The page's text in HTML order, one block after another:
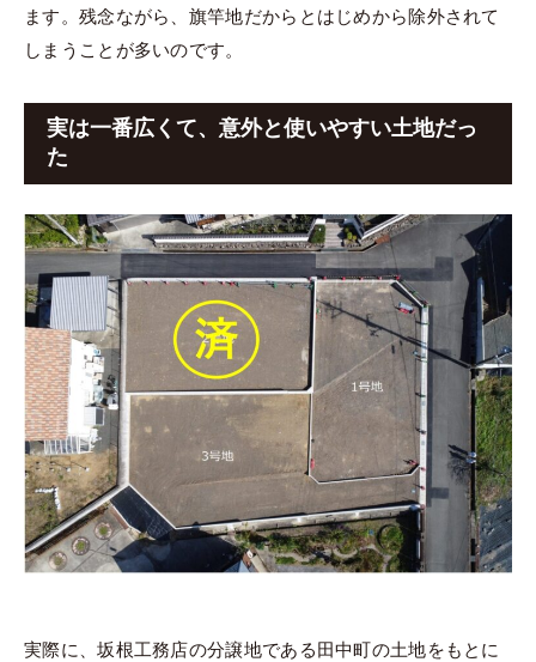
ます。残念ながら、旗竿地だからとはじめから除外されて
しまうことが多いのです。
実は一番広くて、意外と使いやすい土地だっ
た
実際に、坂根工務店の分譲地である田中町の土地をもとに